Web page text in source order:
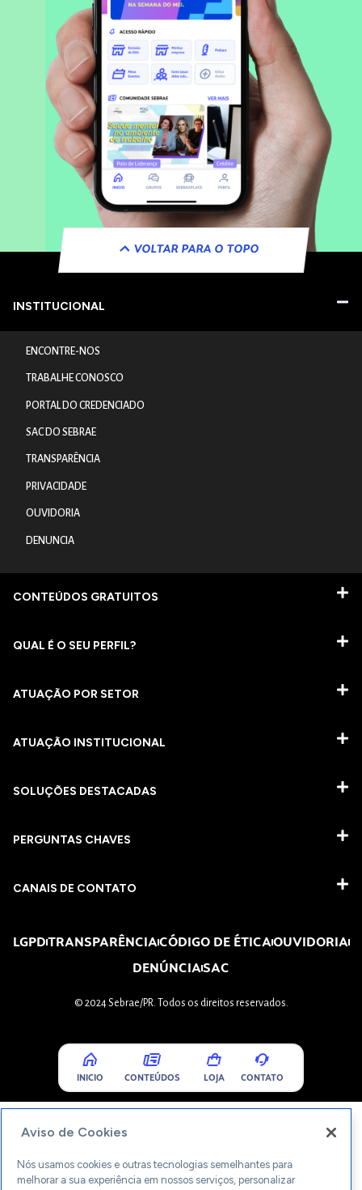
VOLTAR PARA O TOPO
INSTITUCIONAL
ENCONTRE-NOS
TRABALHE CONOSCO
PORTAL DO CREDENCIADO
SAC DO SEBRAE
TRANSPARÊNCIA
PRIVACIDADE
OUVIDORIA
DENUNCIA
CONTEÚDOS GRATUITOS
QUAL É O SEU PERFIL?
ATUAÇÃO POR SETOR
ATUAÇÃO INSTITUCIONAL
SOLUÇÕES DESTACADAS
PERGUNTAS CHAVES​
CANAIS DE CONTATO
LGPDTRANSPARÊNCIACÓDIGO DE ÉTICAOUVIDORIA
DENÚNCIASAC
© 2024 Sebrae/PR. Todos os direitos reservados.
INICIO CONTEÚDOS LOJA CONTATO
Aviso de Cookies
Nós usamos cookies e outras tecnologias semelhantes para
melhorar a sua experiência em nossos serviços, personalizar